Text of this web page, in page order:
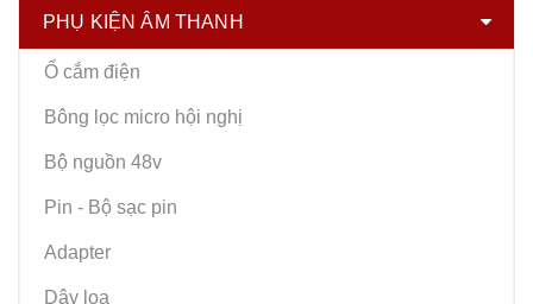
PHỤ KIỆN ÂM THANH
Ổ cắm điện
Bông lọc micro hội nghị
Bộ nguồn 48v
Pin - Bộ sạc pin
Adapter
Dây loa